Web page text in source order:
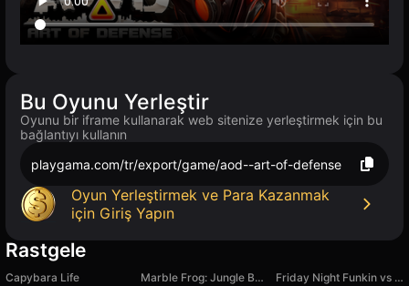
Bu Oyunu Yerleştir
Oyunu bir iframe kullanarak web sitenize yerleştirmek için bu
bağlantıyı kullanın
playgama.com/tr/export/game/aod--art-of-defense
Oyun Yerleştirmek ve Para Kazanmak
için Giriş Yapın
Rastgele
Capybara Life Marble Frog: Jungle Ball Blast
Friday Night Funkin vs Nonsense